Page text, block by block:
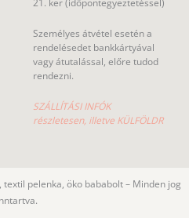
Személyes átvétel esetén a
rendelésedet bankkártyával
vagy átutalással, előre tudod
rendezni.
SZÁLLÍTÁSI INFÓK
részletesen, illetve KÜLFÖLDR
pelenka, öko bababolt – Minden jog